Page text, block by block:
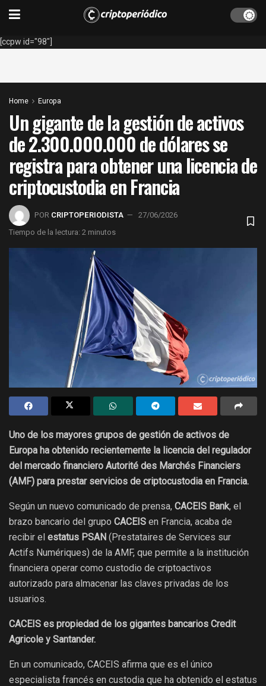
[ccpw id="98"]
Home Europa
Un gigante de la gestión de activos
de 2.300.000.000 de dólares se
registra para obtener una licencia de
criptocustodia en Francia
POR CRIPTOPERIODISTA
27/06/2026
Tiempo de la lectura: 2 minutos
Uno de los mayores grupos de gestión de activos de
Europa ha obtenido recientemente la licencia del regulador
del mercado financiero Autorité des Marchés Financiers
(AMF) para prestar servicios de criptocustodia en Francia.
Según un nuevo comunicado de prensa, CACEIS Bank, el
brazo bancario del grupo CACEIS en Francia, acaba de
recibir el estatus PSAN (Prestataires de Services sur
Actifs Numériques) de la AMF, que permite a la institución
financiera operar como custodio de criptoactivos
autorizado para almacenar las claves privadas de los
usuarios.
CACEIS es propiedad de los gigantes bancarios Credit
Agricole y Santander.
En un comunicado, CACEIS afirma que es el único
especialista francés en custodia que ha obtenido el estatus